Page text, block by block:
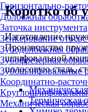
Горизонтально-
Долбёжная
Заточка инструмента
Зенкерование
Зубодолбёжная
Зубофрезерная
Зубошлифовальные
Координатно-
Механическая
Коротко об
Изготовление
Производство
шлифовальной
полосовую сталь,
Термическая